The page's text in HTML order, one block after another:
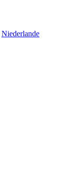
Niederlande